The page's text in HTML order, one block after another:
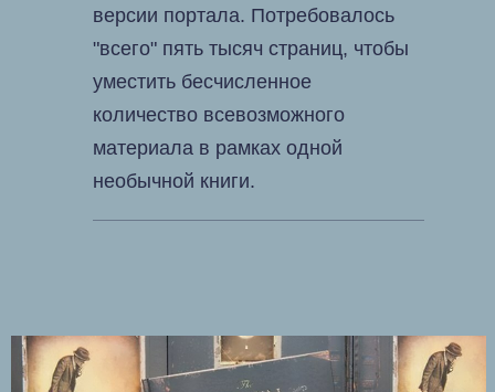
версии портала. Потребовалось
"всего" пять тысяч страниц, чтобы
уместить бесчисленное
количество всевозможного
материала в рамках одной
необычной книги.